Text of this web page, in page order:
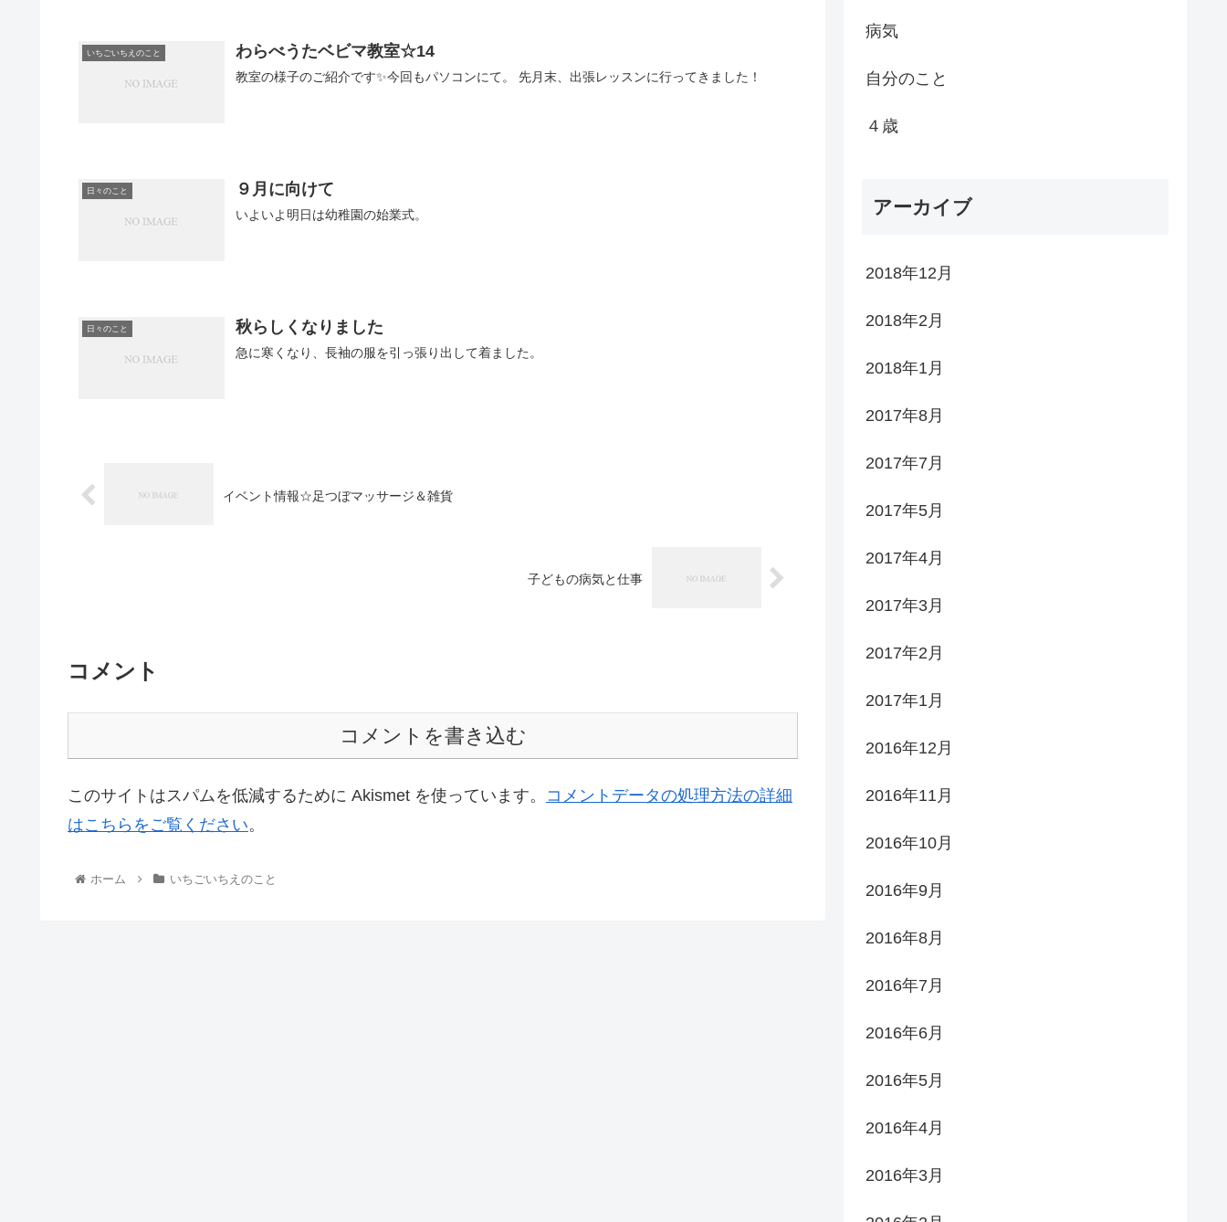
いちごいちえのこと わらべうたベビマ教室☆14
教室の様子のご紹介です✨今回もパソコンにて。 先月末、出張レッスンに行ってきました！
日々のこと ９月に向けて
いよいよ明日は幼稚園の始業式。
日々のこと 秋らしくなりました
急に寒くなり、長袖の服を引っ張り出して着ました。
イベント情報☆足つぼマッサージ＆雑貨
子どもの病気と仕事
コメント
コメントを書き込む
このサイトはスパムを低減するために Akismet を使っています。 コメントデータの処理方法の詳細
はこちらをご覧ください。
ホーム いちごいちえのこと
病気
自分のこと
４歳
アーカイブ
2018年12月
2018年2月
2018年1月
2017年8月
2017年7月
2017年5月
2017年4月
2017年3月
2017年2月
2017年1月
2016年12月
2016年11月
2016年10月
2016年9月
2016年8月
2016年7月
2016年6月
2016年5月
2016年4月
2016年3月